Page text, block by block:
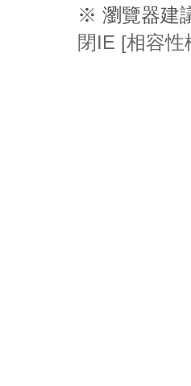
※ 瀏覽器建
閉IE [相容性